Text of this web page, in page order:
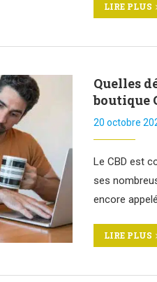
LIRE PLUS
Quelles
boutique
20 octobre
Le CBD est
ses
encore
LIRE PLUS